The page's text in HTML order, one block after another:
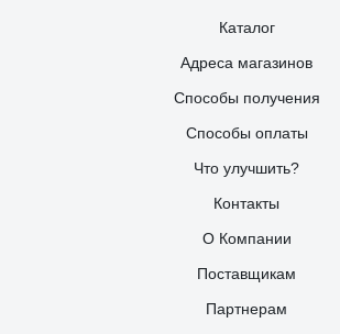
Каталог
Адреса магазинов
Способы получения
Способы оплаты
Что улучшить?
Контакты
О Компании
Поставщикам
Партнерам